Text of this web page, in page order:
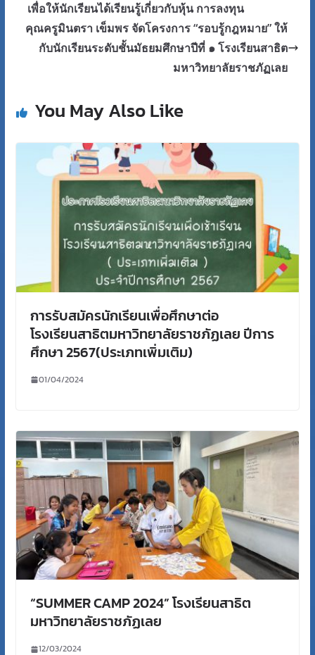
เพื่อให้นักเรียนได้เรียนรู้เกี่ยวกับหุ้น การลงทุน
คุณครูมินตรา เข็มพร จัดโครงการ “รอบรู้กฎหมาย” ให้
กับนักเรียนระดับชั้นมัธยมศึกษาปีที่ ๑ โรงเรียนสาธิต
มหาวิทยาลัยราชภัฏเลย
You May Also Like
การรับสมัครนักเรียนเพื่อศึกษาต่อ
โรงเรียนสาธิตมหาวิทยาลัยราชภัฏเลย ปีการ
ศึกษา 2567(ประเภทเพิ่มเติม)
01/04/2024
“SUMMER CAMP 2024” โรงเรียนสาธิต
มหาวิทยาลัยราชภัฏเลย
12/03/2024